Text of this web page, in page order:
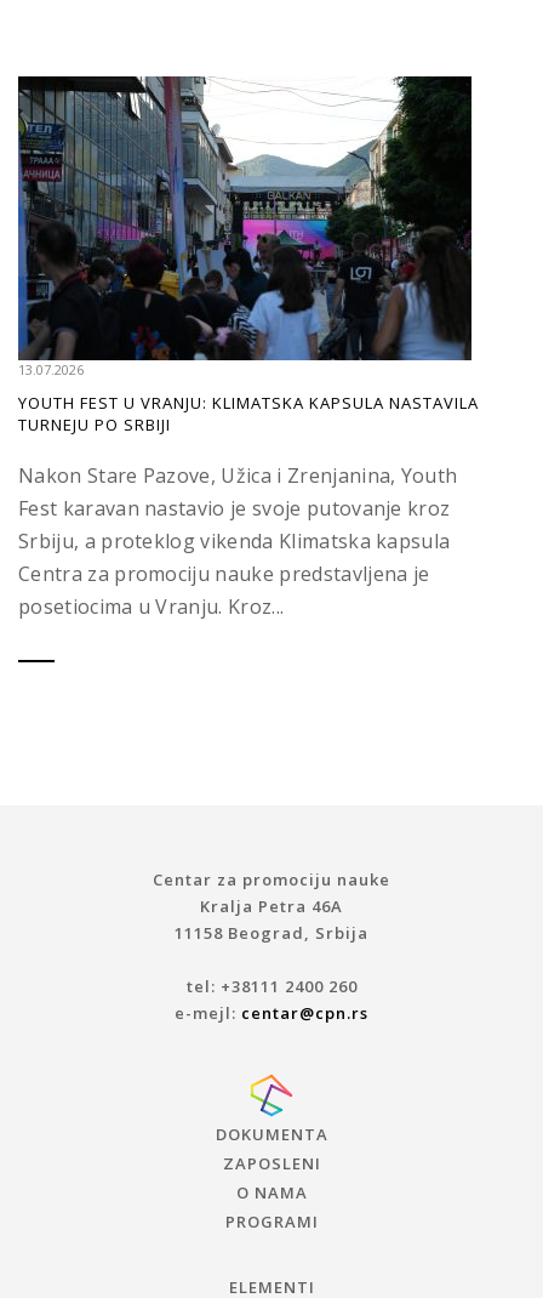
13.07.2026
YOUTH FEST U VRANJU: KLIMATSKA KAPSULA NASTAVILA
TURNEJU PO SRBIJI
Nakon Stare Pazove, Užica i Zrenjanina, Youth
Fest karavan nastavio je svoje putovanje kroz
Srbiju, a proteklog vikenda Klimatska kapsula
Centra za promociju nauke predstavljena je
posetiocima u Vranju. Kroz...
Centar za promociju nauke
Kralja Petra 46A
11158 Beograd, Srbija
tel: +38111 2400 260
e-mejl: centar@cpn.rs
DOKUMENTA
ZAPOSLENI
O NAMA
PROGRAMI
ELEMENTI